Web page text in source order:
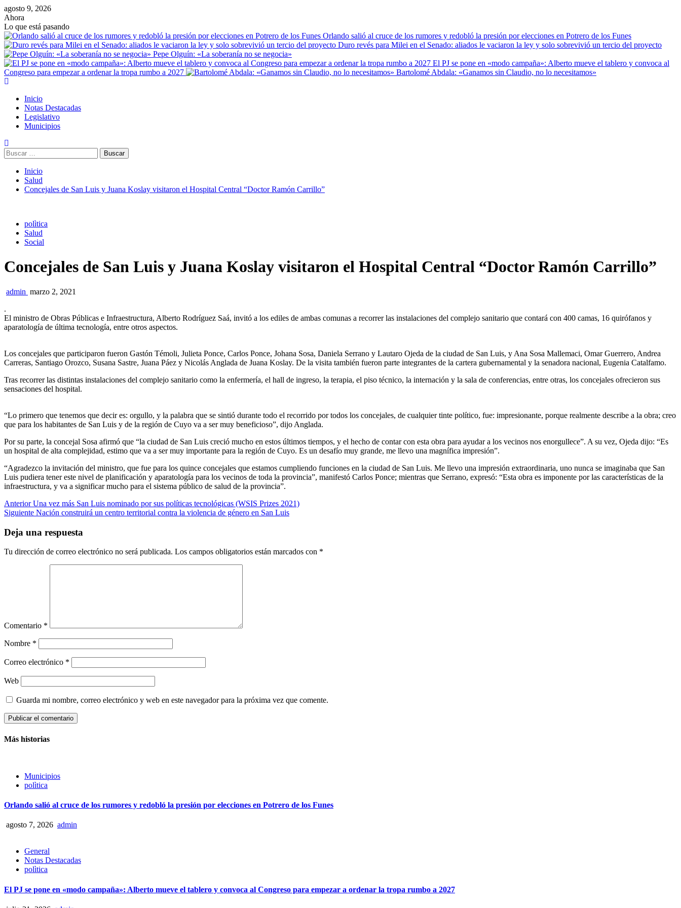
agosto 9, 2026
Ahora
Lo que está pasando
Orlando salió al cruce de los rumores y redobló la presión por elecciones en Potrero de los Funes
Duro revés para Milei en el Senado: aliados le vaciaron la ley y solo sobrevivió un tercio del proyecto
Pepe Olguín: «La soberanía no se negocia»
El PJ se pone en «modo campaña»: Alberto mueve el tablero y convoca al
Congreso para empezar a ordenar la tropa rumbo a 2027
Bartolomé Abdala: «Ganamos sin Claudio, no lo necesitamos»
Inicio
Notas Destacadas
Legislativo
Municipios
Inicio
Salud
Concejales de San Luis y Juana Koslay visitaron el Hospital Central “Doctor Ramón Carrillo”
polìtica
Salud
Social
Concejales de San Luis y Juana Koslay visitaron el Hospital Central “Doctor Ramón Carrillo”
admin marzo 2, 2021
.
El ministro de Obras Públicas e Infraestructura, Alberto Rodríguez Saá, invitó a los ediles de ambas comunas a recorrer las instalaciones del complejo sanitario que contará con 400 camas, 16 quirófanos y
aparatología de última tecnología, entre otros aspectos.
Los concejales que participaron fueron Gastón Témoli, Julieta Ponce, Carlos Ponce, Johana Sosa, Daniela Serrano y Lautaro Ojeda de la ciudad de San Luis, y Ana Sosa Mallemaci, Omar Guerrero, Andrea
Carreras, Santiago Orozco, Susana Sastre, Juana Páez y Nicolás Anglada de Juana Koslay. De la visita también fueron parte integrantes de la cartera gubernamental y la senadora nacional, Eugenia Catalfamo.
Tras recorrer las distintas instalaciones del complejo sanitario como la enfermería, el hall de ingreso, la terapia, el piso técnico, la internación y la sala de conferencias, entre otras, los concejales ofrecieron sus
sensaciones del hospital.
“Lo primero que tenemos que decir es: orgullo, y la palabra que se sintió durante todo el recorrido por todos los concejales, de cualquier tinte político, fue: impresionante, porque realmente describe a la obra; creo
que para los habitantes de San Luis y de la región de Cuyo va a ser muy beneficioso”, dijo Anglada.
Por su parte, la concejal Sosa afirmó que “la ciudad de San Luis creció mucho en estos últimos tiempos, y el hecho de contar con esta obra para ayudar a los vecinos nos enorgullece”. A su vez, Ojeda dijo: “Es
un hospital de alta complejidad, estimo que va a ser muy importante para la región de Cuyo. Es un desafío muy grande, me llevo una magnífica impresión”.
“Agradezco la invitación del ministro, que fue para los quince concejales que estamos cumpliendo funciones en la ciudad de San Luis. Me llevo una impresión extraordinaria, uno nunca se imaginaba que San
Luis pudiera tener este nivel de planificación y aparatología para los vecinos de toda la provincia”, manifestó Carlos Ponce; mientras que Serrano, expresó: “Esta obra es imponente por las características de la
infraestructura, y va a significar mucho para el sistema público de salud de la provincia”.
AnteriorUna vez más San Luis nominado por sus políticas tecnológicas (WSIS Prizes 2021)
Siguiente Nación construirá un centro territorial contra la violencia de género en San Luis
Deja una respuesta
Tu dirección de correo electrónico no será publicada. Los campos obligatorios están marcados con *
Comentario *
Nombre *
Correo electrónico *
Web
Guarda mi nombre, correo electrónico y web en este navegador para la próxima vez que comente.
Más historias
Municipios
polìtica
Orlando salió al cruce de los rumores y redobló la presión por elecciones en Potrero de los Funes
agosto 7, 2026 admin
General
Notas Destacadas
polìtica
El PJ se pone en «modo campaña»: Alberto mueve el tablero y convoca al Congreso para empezar a ordenar la tropa rumbo a 2027